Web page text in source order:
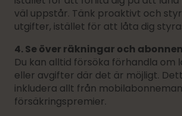
väl uppstår. Tänk proaktivt och
utgifter, istället för att låta dig
4. Se över räkningar och
Du kan alltid försöka förhandla om
eller avgifter där det är möjligt.
inkludera allt från
försäkringspremier.